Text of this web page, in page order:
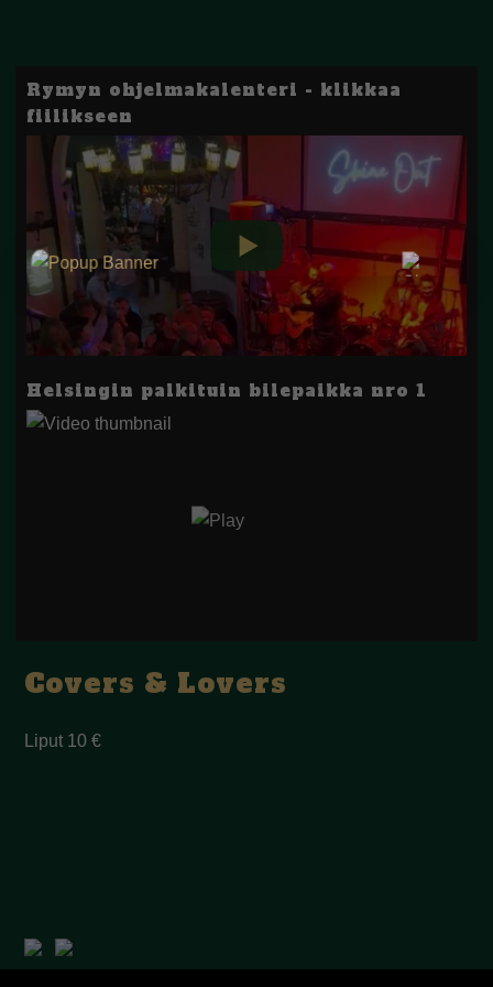
Rymyn ohjelmakalenteri - klikkaa
fiilikseen
Helsingin palkituin bilepaikka nro 1
Covers & Lovers
Liput 10 €